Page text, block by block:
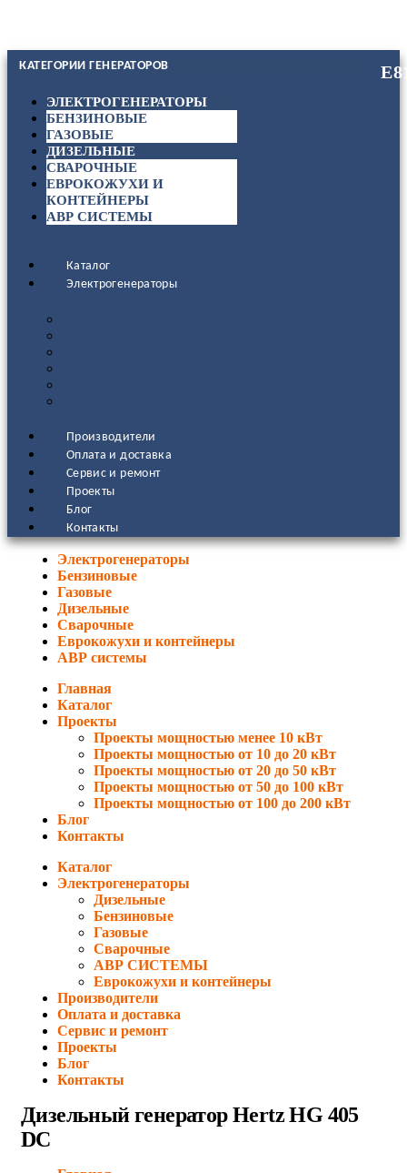
КАТЕГОРИИ ГЕНЕРАТОРОВ
ЭЛЕКТРОГЕНЕРАТОРЫ
БЕНЗИНОВЫЕ
ГАЗОВЫЕ
ДИЗЕЛЬНЫЕ
СВАРОЧНЫЕ
ЕВРОКОЖУХИ И
КОНТЕЙНЕРЫ
АВР СИСТЕМЫ
Каталог
Электрогенераторы
Производители
Оплата и доставка
Сервис и ремонт
Проекты
Блог
Контакты
Электрогенераторы
Бензиновые
Газовые
Дизельные
Сварочные
Еврокожухи и контейнеры
АВР системы
Главная
Каталог
Проекты
Проекты мощностью менее 10 кВт
Проекты мощностью от 10 до 20 кВт
Проекты мощностью от 20 до 50 кВт
Проекты мощностью от 50 до 100 кВт
Проекты мощностью от 100 до 200 кВт
Блог
Контакты
Каталог
Электрогенераторы
Дизельные
Бензиновые
Газовые
Сварочные
АВР СИСТЕМЫ
Еврокожухи и контейнеры
Производители
Оплата и доставка
Сервис и ремонт
Проекты
Блог
Контакты
Дизельный генератор Hertz HG 405
DC